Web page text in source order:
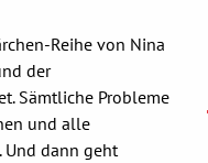
Reihe von Nina
der
Sämtliche Probleme
und alle
Und dann geht